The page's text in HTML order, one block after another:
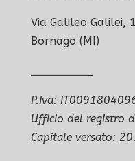
Via Galileo Galilei,
Bornago (MI)
P.Iva:
Ufficio del registro
Capitale versato: